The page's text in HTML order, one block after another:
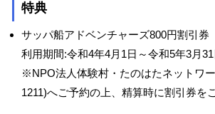
特典
サッパ船アドベンチャーズ800円割引券
利用期間:令和4年4月1日～令和5年3月31
※NPO法人体験村・たのはたネットワ
1211)へご予約の上、精算時に割引券を